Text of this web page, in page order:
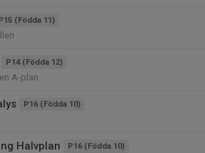
(Födda 11)
P14 (Födda 12)
A-plan
P16 (Födda 10)
Halvplan P16 (Födda 10)